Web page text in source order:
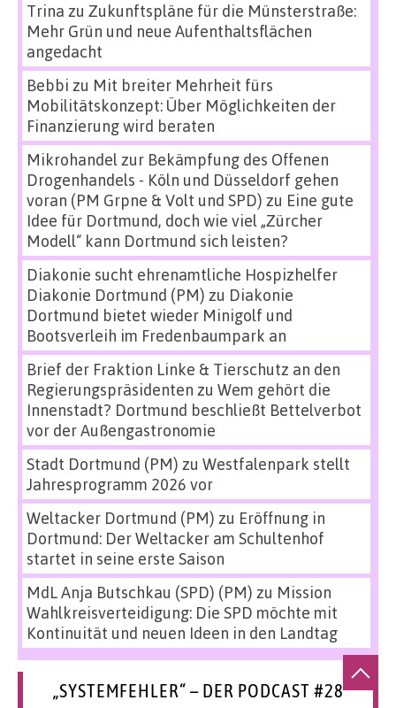
Trina zu Zukunftspläne für die Münsterstraße:
Mehr Grün und neue Aufenthaltsflächen
angedacht
Bebbi zu Mit breiter Mehrheit fürs
Mobilitätskonzept: Über Möglichkeiten der
Finanzierung wird beraten
Mikrohandel zur Bekämpfung des Offenen
Drogenhandels - Köln und Düsseldorf gehen
voran (PM Grpne & Volt und SPD) zu Eine gute
Idee für Dortmund, doch wie viel „Zürcher
Modell“ kann Dortmund sich leisten?
Diakonie sucht ehrenamtliche Hospizhelfer
Diakonie Dortmund (PM) zu Diakonie
Dortmund bietet wieder Minigolf und
Bootsverleih im Fredenbaumpark an
Brief der Fraktion Linke & Tierschutz an den
Regierungspräsidenten zu Wem gehört die
Innenstadt? Dortmund beschließt Bettelverbot
vor der Außengastronomie
Stadt Dortmund (PM) zu Westfalenpark stellt
Jahresprogramm 2026 vor
Weltacker Dortmund (PM) zu Eröffnung in
Dortmund: Der Weltacker am Schultenhof
startet in seine erste Saison
MdL Anja Butschkau (SPD) (PM) zu Mission
Wahlkreisverteidigung: Die SPD möchte mit
Kontinuität und neuen Ideen in den Landtag
„SYSTEMFEHLER“ – DER PODCAST #28